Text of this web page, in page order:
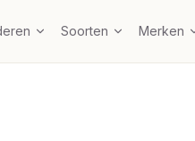
Soorten Merken